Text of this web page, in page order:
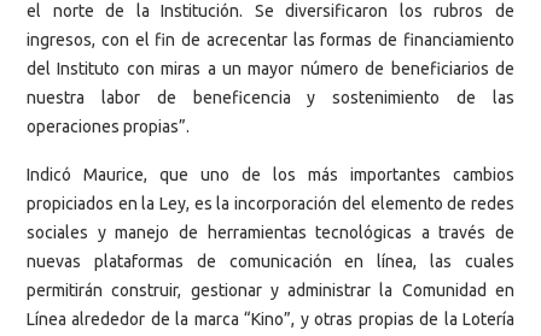
el norte de la Institución. Se diversificaron los rubros de
ingresos, con el fin de acrecentar las formas de financiamiento
del Instituto con miras a un mayor número de beneficiarios de
nuestra labor de beneficencia y sostenimiento de las
operaciones propias”.
Indicó Maurice, que uno de los más importantes cambios
propiciados en la Ley, es la incorporación del elemento de redes
sociales y manejo de herramientas tecnológicas a través de
nuevas plataformas de comunicación en línea, las cuales
permitirán construir, gestionar y administrar la Comunidad en
Línea alrededor de la marca “Kino”, y otras propias de la Lotería